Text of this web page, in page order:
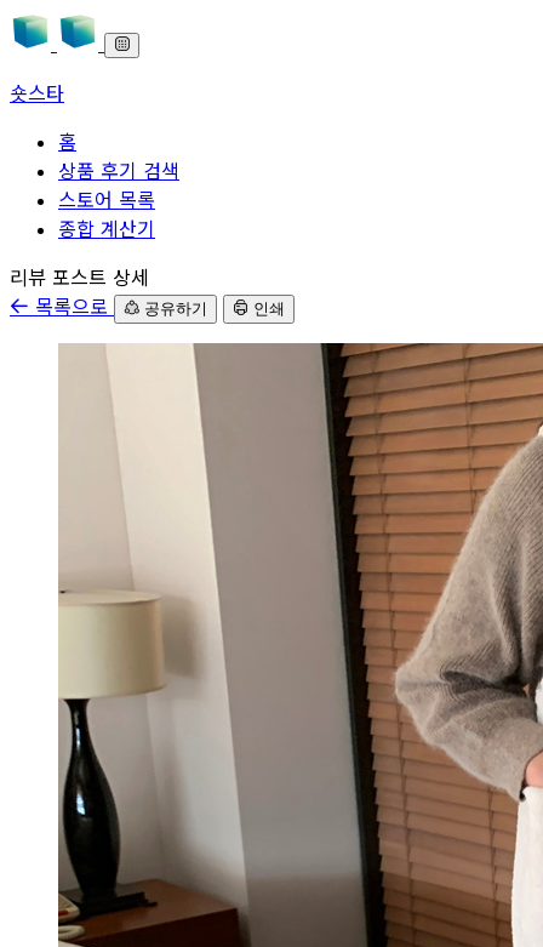
숏스타
홈
상품 후기 검색
스토어 목록
종합 계산기
본문으로 바로가기
리뷰 포스트 상세
목록으로
공유하기 인쇄